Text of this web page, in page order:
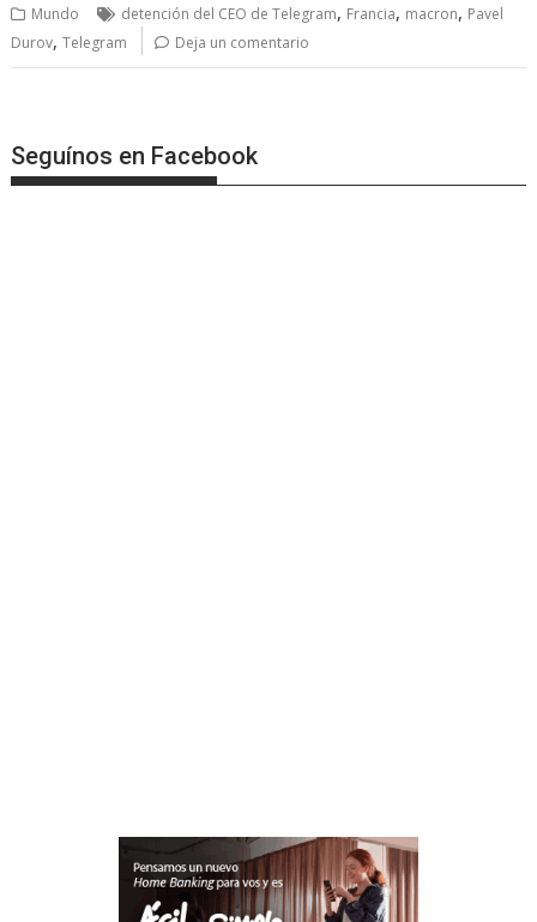
Mundo detención del CEO de Telegram, Francia, macron, Pavel
Durov,Telegram Deja un comentario
Seguínos en Facebook